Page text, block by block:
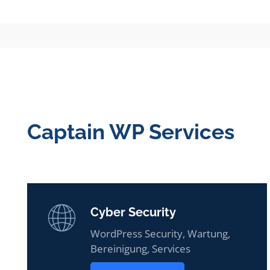
Captain WP Services
Cyber Security
WordPress Security, Wartung,
Bereinigung, Services